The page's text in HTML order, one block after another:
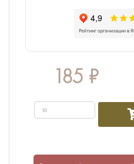
185 ₽